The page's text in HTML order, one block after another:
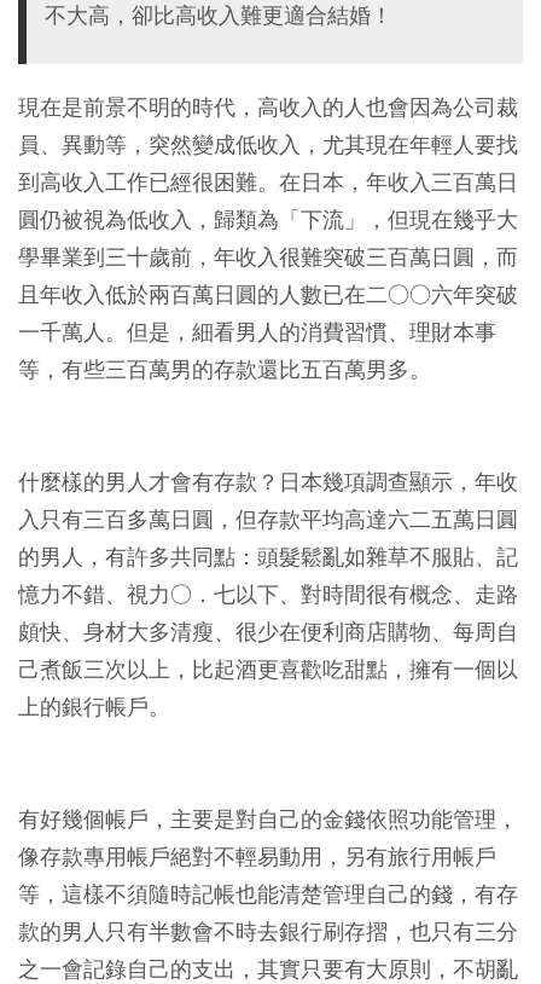
不大高，卻比高收入難更適合結婚！
現在是前景不明的時代，高收入的人也會因為公司裁
員、異動等，突然變成低收入，尤其現在年輕人要找
到高收入工作已經很困難。在日本，年收入三百萬日
圓仍被視為低收入，歸類為「下流」，但現在幾乎大
學畢業到三十歲前，年收入很難突破三百萬日圓，而
且年收入低於兩百萬日圓的人數已在二○○六年突破
一千萬人。但是，細看男人的消費習慣、理財本事
等，有些三百萬男的存款還比五百萬男多。
什麼樣的男人才會有存款？日本幾項調查顯示，年收
入只有三百多萬日圓，但存款平均高達六二五萬日圓
的男人，有許多共同點：頭髮鬆亂如雜草不服貼、記
憶力不錯、視力○．七以下、對時間很有概念、走路
頗快、身材大多清瘦、很少在便利商店購物、每周自
己煮飯三次以上，比起酒更喜歡吃甜點，擁有一個以
上的銀行帳戶。
有好幾個帳戶，主要是對自己的金錢依照功能管理，
像存款專用帳戶絕對不輕易動用，另有旅行用帳戶
等，這樣不須隨時記帳也能清楚管理自己的錢，有存
款的男人只有半數會不時去銀行刷存摺，也只有三分
之一會記錄自己的支出，其實只要有大原則，不胡亂